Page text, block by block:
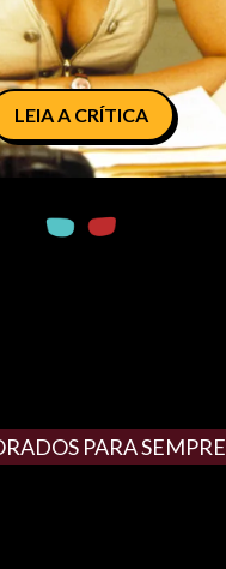
LEIA A CRÍTICA
PARA SEMPRE